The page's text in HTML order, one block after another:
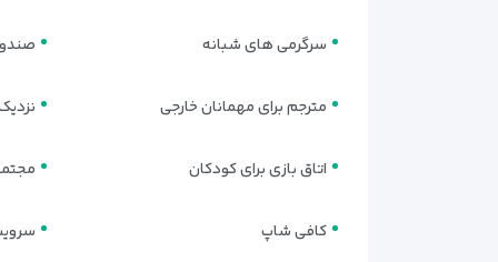
سرگرمی های شبانه
مترجم برای مهمانان خارجی
اتاق بازی برای کودکان
کافی شاپ